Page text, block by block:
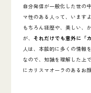
自分発信が一般化した世の
マ性のある人って、います
もちろん経歴や、美しい、
が、 それだけでも意外に「
人は、本能的に多くの情報
なので、知識を理解した上
にカリスマオーラのあるお